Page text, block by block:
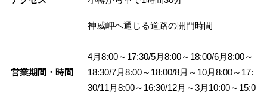
営業期間・時間
神威岬へ通じる道路の開門時間
4月8:00～17:30/5月8:00～18:00/6月8:00～
18:30/7月8:00～18:00/8月～10月8:00～17:
30/11月8:00～16:30/12月～3月10:00～15:0